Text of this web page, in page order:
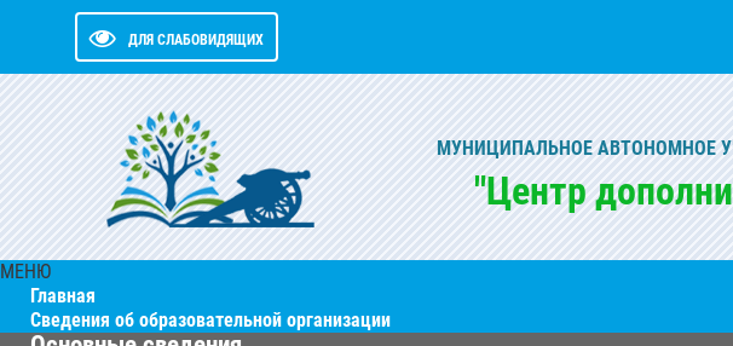
ДЛЯ СЛАБОВИДЯЩИХ
МУНИЦИПАЛЬНОЕ АВТОНОМНОЕ
"Центр
МЕНЮ
Главная
Сведения об образовательной организации